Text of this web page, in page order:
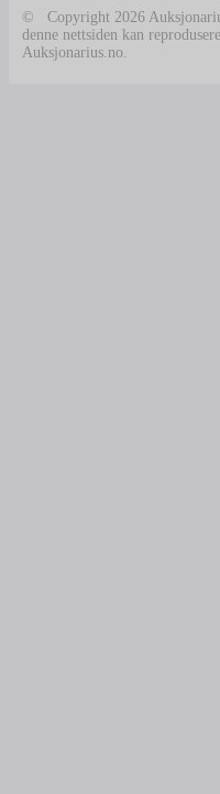
© Copyright 2026
denne nettsiden kan
Auksjonarius.no.